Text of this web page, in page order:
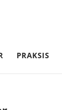
PRAKSIS